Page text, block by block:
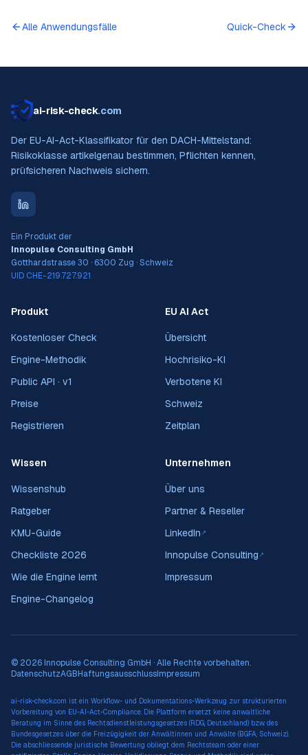
Alle Anwendungsfälle Quick-Check
ai-risk-check.com
Der EU-AI-Act-Klassifikator für den DACH-Mittelstand:
Risikoklasse artikelgenau bestimmen, Pflichten kennen,
prüfsicheren Nachweis sichern.
Ein Produkt der
Innopulse Consulting GmbH
Gotthardstrasse 30 · 6300 Zug · Schweiz
UID CHE-219.727.921
Produkt
Kostenloser Check
Engine-Methodik
Public API · v1
Preise
Registrieren
EU AI Act
Übersicht
Hochrisiko-KI
Verbotene KI
Schweiz
Zeitplan
Wissen
Wissenshub
Ratgeber
KMU-Guide
Checkliste 2026
Wie die Engine lernt
Engine-Changelog
Unternehmen
Über uns
Partner & Reseller
LinkedIn ↗
Innopulse Consulting ↗
Impressum
© 2026 Innopulse Consulting GmbH · Alle Rechte vorbehalten.
DatenschutzAGBHaftungsausschlussImpressum
ai-risk-check.com ist ein Workflow- und Dokumentations-Werkzeug zur strukturierten
Vorbereitung von EU-AI-Act-Compliance. Die Plattform ersetzt keine anwaltliche
Beratung im Sinne des Rechtsdienstleistungsgesetzes (RDG, Deutschland) bzw. des
Bundesgesetzes über die Freizügigkeit der Anwältinnen und Anwälte (BGFA, Schweiz).
Die abschliessende juristische Bewertung obliegt dem Rechtsteam oder einer